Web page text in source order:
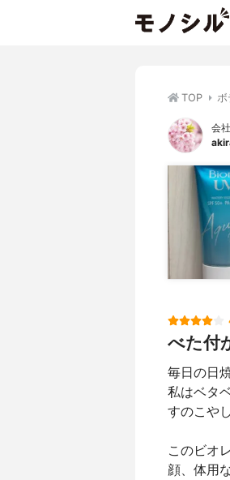
TOP ボ
会
べた付
毎日の日
私はベタ
すのこや
このビオ
顔、体用